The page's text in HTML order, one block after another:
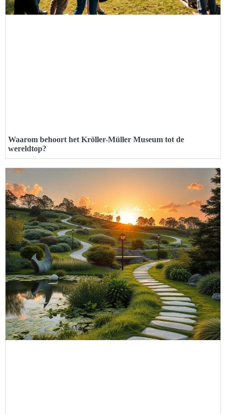
Waarom behoort het Kröller-Müller Museum tot de
wereldtop?